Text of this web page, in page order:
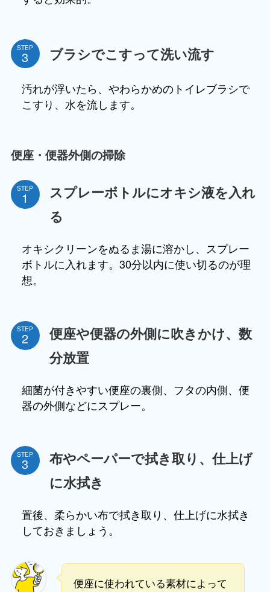
STEP ブラシでこすって洗い流す
汚れが浮いたら、やわらかめのトイレブラシで
こすり、水を流します。
便座・便器外側の掃除
STEP
スプレーボトルにオキシ液を入れ
る
オキシクリーンをぬるま湯に溶かし、スプレー
ボトルに入れます。30分以内に使い切るのが理
想。
STEP
便座や便器の外側に吹きかけ、数
分放置
細菌が付きやすい便座の裏側、フタの内側、便
器の外側などにスプレー。
STEP
布やペーパーで拭き取り、仕上げ
に水拭き
置後、柔らかい布で拭き取り、仕上げに水拭き
しておきましょう。
便座に使われている素材によって